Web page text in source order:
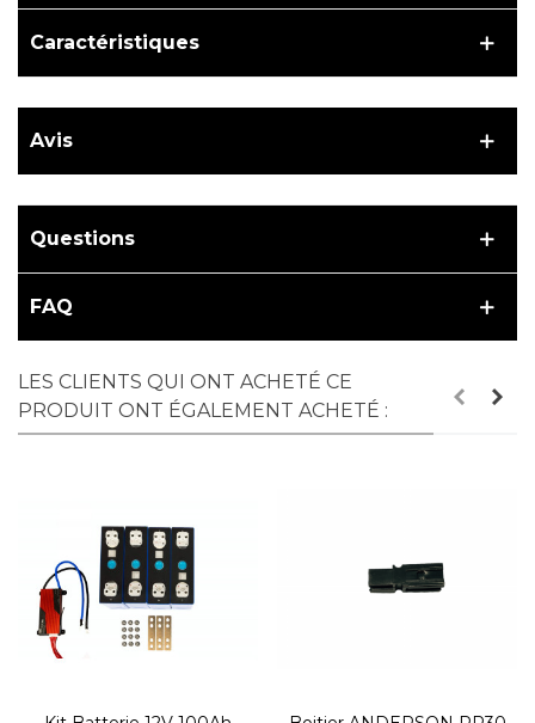
Caractéristiques
Avis
Questions
FAQ
LES CLIENTS QUI ONT ACHETÉ CE
PRODUIT ONT ÉGALEMENT ACHETÉ :